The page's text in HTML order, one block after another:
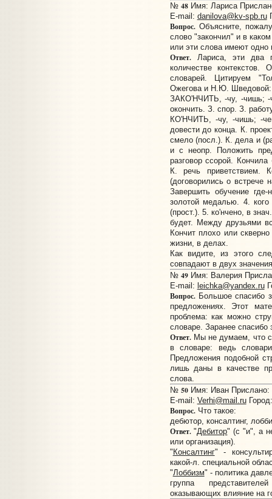
№ 48Имя: Лариса
E-mail: danilova@kv-spb.ru
Вопрос.Объясните,
слово "закончил" и в
или эти слова имеют одно
Ответ.Лариса, эти два
количестве
словарей. Цитируем
Ожегова и Н.Ю. Шведовой:
ЗАКО'НЧИТЬ, -чу, -чишь; -
окончить. З. спор. З.
КО'НЧИТЬ, -чу, -чишь; -
довести до конца. К.
смело (посл.). К. дела и
и с неопр. Положить
разговор ссорой.
К. речь приветствием.
(договорились о встрече
Завершить обучение
золотой медалью. 4.
(прост.). 5. ко'нчено, в
будет. Между друзьями
Кончит плохо или
жизни, в делах.
Как видите, из этого
совпадают в двух
№ 49Имя: Валерия
E-mail: leichka@yandex.ru
Вопрос.Большое спасибо
предложениях. Этот
проблема: как можно
словаре. Заранее спасибо
Ответ.Мы не думаем, что
в словаре: ведь
Предложения подобной
лишь даны в качестве
слова.
№ 50Имя: Иван Прислано:
E-mail: Verhi@mail.ruГород:
Вопрос.Что такое:
дебютор, консалтинг,
Ответ."Дебитор" (с "и", а
или организация).
" Консалтинг" -
какой-л. специальной
"Лоббизм" - политика
группа
оказывающих влияние на